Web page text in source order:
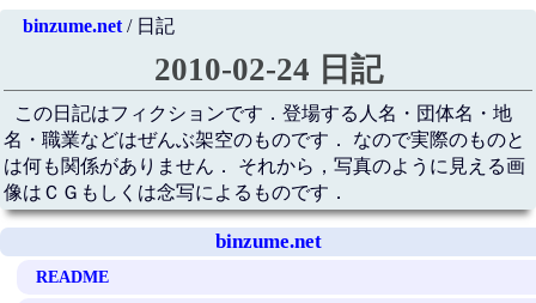
binzume.net/ 日記
2010-02-24 日記
この日記はフィクションです．登場する人名・団体名・地
名・職業などはぜんぶ架空のものです． なので実際のものと
は何も関係がありません． それから，写真のように見える画
像はＣＧもしくは念写によるものです．
binzume.net
README